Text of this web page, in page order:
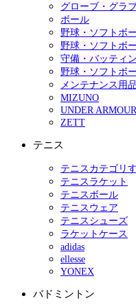
グローブ・グラブ
ボール
野球・ソフトボ
野球・ソフトボ
守備・バッティ
野球・ソフトボ
メンテナンス用品
MIZUNO
UNDER ARMOUR
ZETT
テニス
テニスカテゴリ
テニスラケット
テニスボール
テニスウェア
テニスシューズ
ラケットケース
adidas
ellesse
YONEX
バドミントン